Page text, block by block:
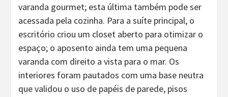
varanda gourmet; esta última também pode ser
acessada pela cozinha. Para a suíte principal, o
escritório criou um closet aberto para otimizar o
espaço; o aposento ainda tem uma pequena
varanda com direito a vista para o mar. Os
interiores foram pautados com uma base neutra
que validou o uso de papéis de parede, pisos